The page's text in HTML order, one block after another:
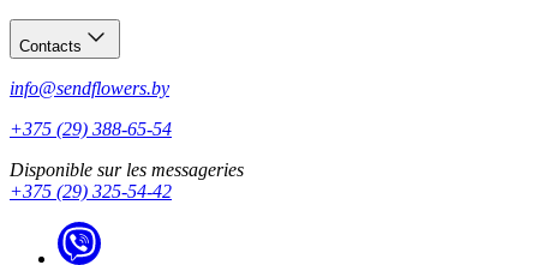
Contacts
info@sendflowers.by
+375 (29) 388-65-54
Disponible sur les messageries
+375 (29) 325-54-42